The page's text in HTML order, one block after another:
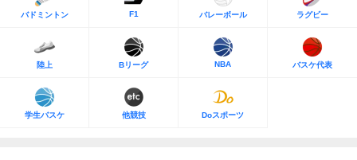
バドミントン F1 バレーボール ラグビー
陸上 Bリーグ NBA バスケ代表
学生バスケ 他競技 Doスポーツ